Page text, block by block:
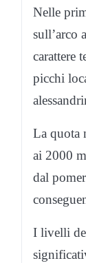
Nelle
sull’arco
carattere
picchi
La quota
ai 2000
dal
I livelli